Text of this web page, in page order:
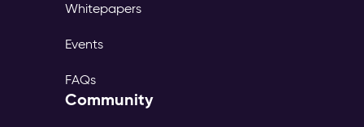
Whitepapers
Events
FAQs
Community